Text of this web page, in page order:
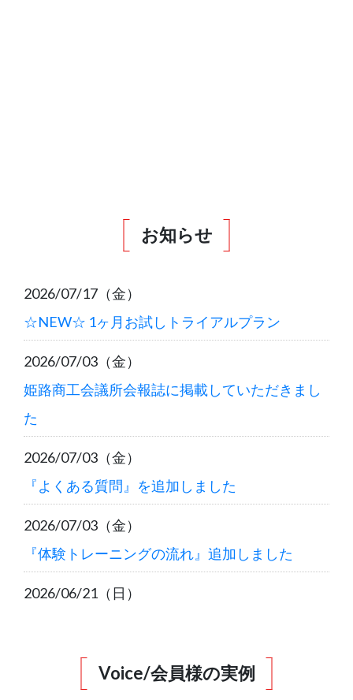
お知らせ
2026/07/17（金）
☆NEW☆ 1ヶ月お試しトライアルプラン
2026/07/03（金）
姫路商工会議所会報誌に掲載していただきまし
た
2026/07/03（金）
『よくある質問』を追加しました
2026/07/03（金）
『体験トレーニングの流れ』追加しました
2026/06/21（日）
2026/05/15（金）
6月以降入会のご案内
Voice/会員様の実例